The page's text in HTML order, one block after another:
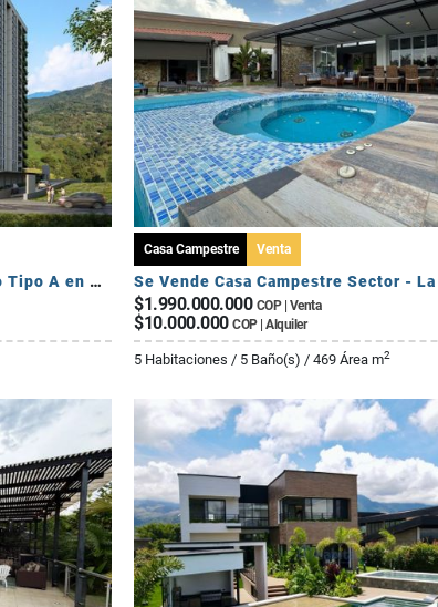
Cesión de Derechos – Apartamento Tipo A en Seroa | Avenida Centenario
Casa Campestre Venta
Se Vende Casa Campestre Sector -
$1.990.000.000 COP | Venta
$10.000.000 COP | Alquiler
5 Habitaciones / 5 Baño(s) / 469 Área m2